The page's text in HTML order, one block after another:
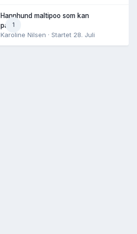
1
Hannhund maltipoo som kan
parres
Karoline Nilsen · Startet 28. Juli